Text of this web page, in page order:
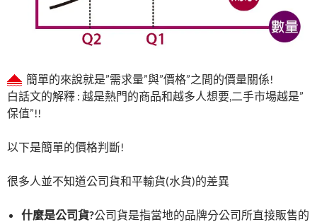
簡單的來說就是”需求量”與”價格”之間的價量關係!
白話文的解釋 : 越是熱門的商品和越多人想要,二手市場越是”
保值”!!
以下是簡單的價格判斷!
很多人並不知道公司貨和平輸貨(水貨)的差異
什麼是公司貨?公司貨是指當地的品牌分公司所直接販售的